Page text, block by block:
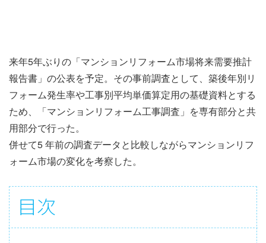
来年5年ぶりの「マンションリフォーム市場将来需要推計
報告書」の公表を予定。その事前調査として、築後年別リ
フォーム発生率や工事別平均単価算定用の基礎資料とする
ため、「マンションリフォーム工事調査」を専有部分と共
用部分で行った。
併せて5 年前の調査データと比較しながらマンションリフ
ォーム市場の変化を考察した。
目
次
情
目次